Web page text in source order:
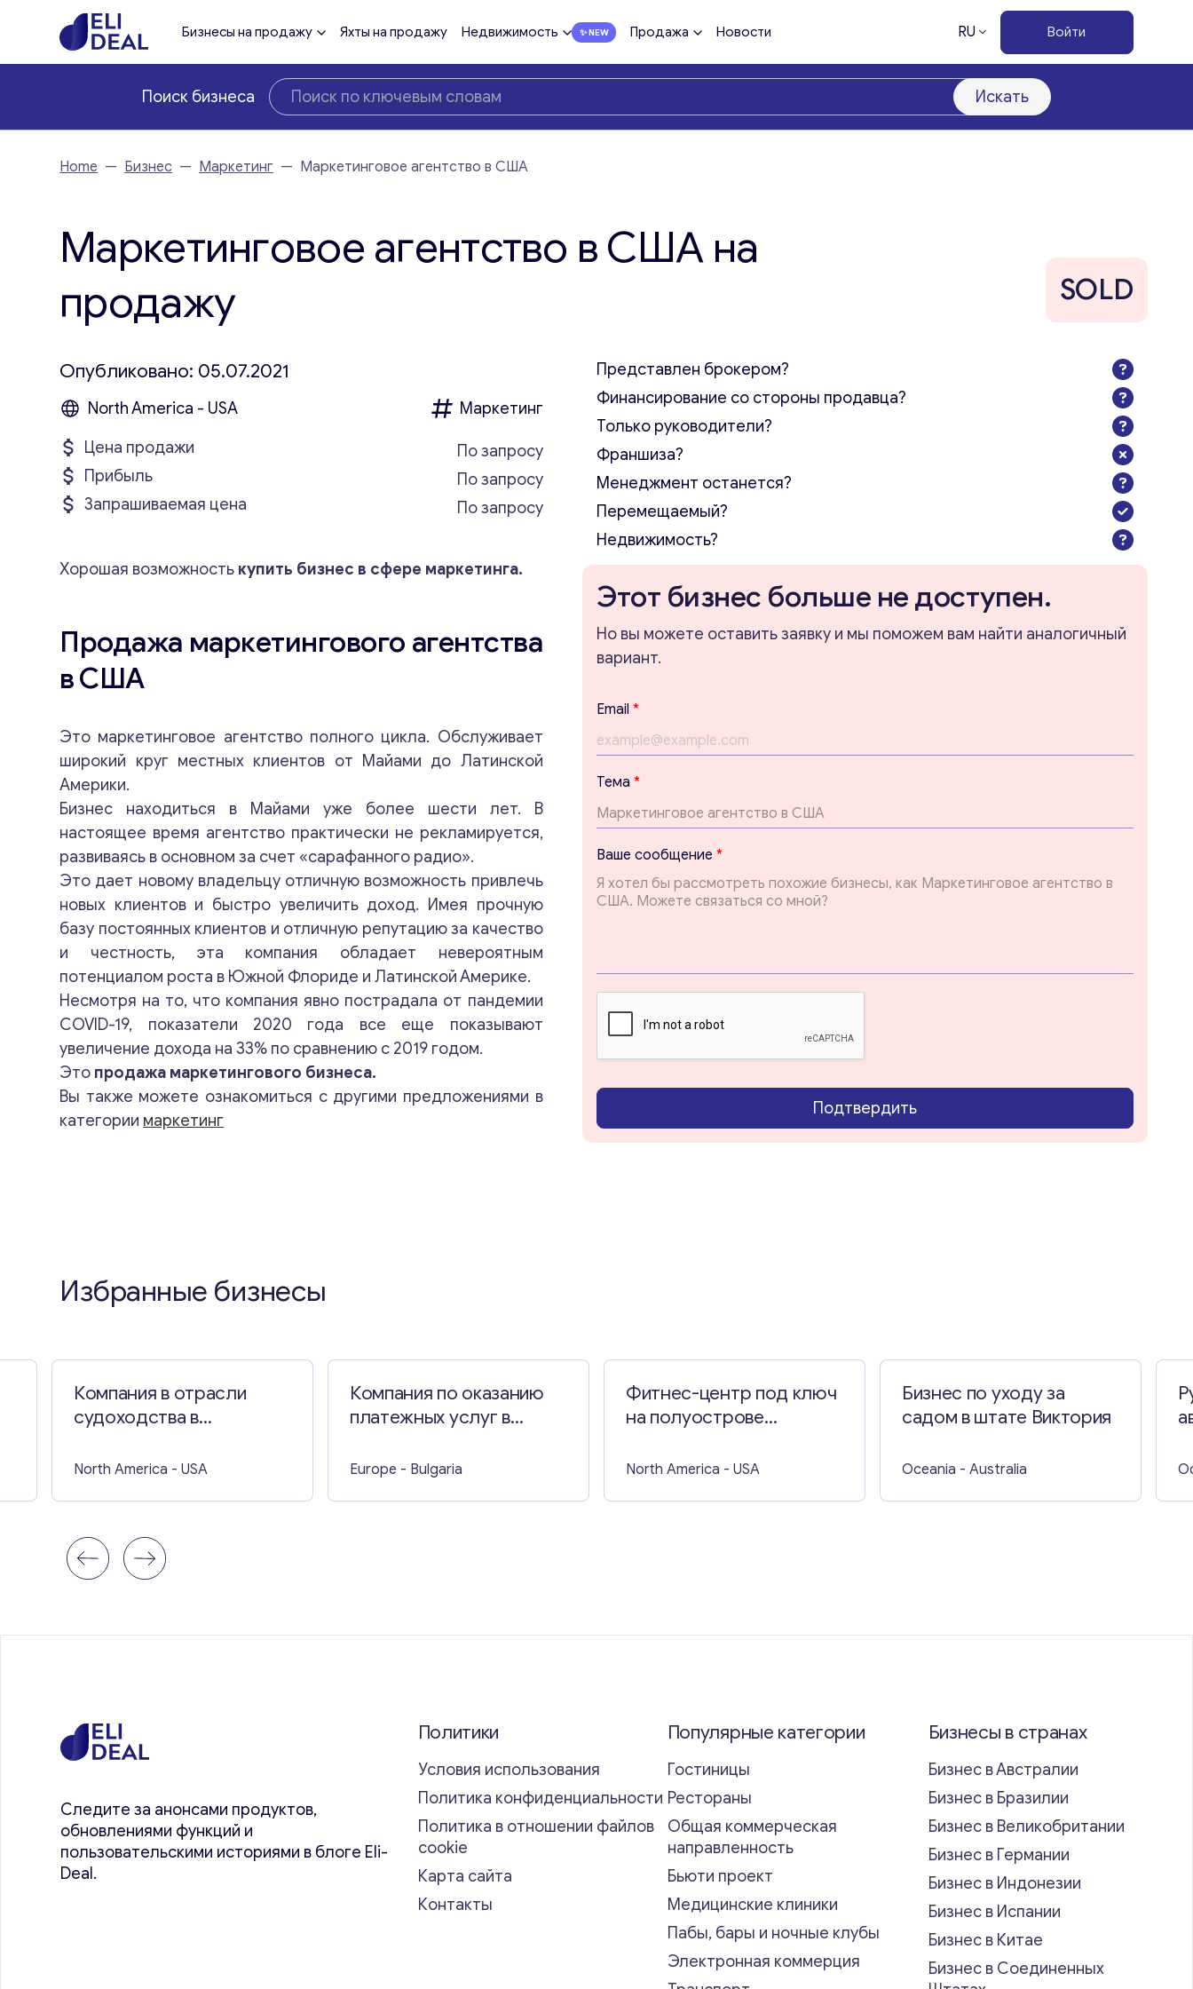
Бизнесы на продажу Яхты на продажу Недвижимость Продажа Новости RU Войти
Поиск бизнеса Искать
Консультация
Home — Бизнес — Маркетинг — Маркетинговое агентство в США
Маркетинговое агентство в США на
продажу
SOLD
Опубликовано: 05.07.2021
North America - USA
Маркетинг
Цена продажи
По запросу
Прибыль
По запросу
Запрашиваемая цена
По запросу
Хорошая возможность купить бизнес в сфере маркетинга.
Продажа маркетингового агентства
в США
Это маркетинговое агентство полного цикла. Обслуживает
широкий круг местных клиентов от Майами до Латинской
Америки.
Бизнес находиться в Майами уже более шести лет. В
настоящее время агентство практически не рекламируется,
развиваясь в основном за счет «сарафанного радио».
Это дает новому владельцу отличную возможность привлечь
новых клиентов и быстро увеличить доход. Имея прочную
базу постоянных клиентов и отличную репутацию за качество
и честность, эта компания обладает невероятным
потенциалом роста в Южной Флориде и Латинской Америке.
Несмотря на то, что компания явно пострадала от пандемии
COVID-19, показатели 2020 года все еще показывают
увеличение дохода на 33% по сравнению с 2019 годом.
Это продажа маркетингового бизнеса.
Вы также можете ознакомиться с другими предложениями в
категории маркетинг
Представлен брокером?
Финансирование со стороны продавца?
Только руководители?
Франшиза?
Менеджмент останется?
Перемещаемый?
Недвижимость?
Этот бизнес больше не доступен.
Но вы можете оставить заявку и мы поможем вам найти аналогичный
вариант.
Email *
Тема *
В
а
ш
е
б
щ
е
m
i
l
Ваше сообщение *
Подтвердить
Избранные бизнесы
Компания в отрасли
судоходства в
North America - USA
Компания по оказанию
платежных услуг в
Europe - Bulgaria
Фитнес-центр под ключ
на полуострове
North America - USA
Бизнес по уходу за
садом в штате Виктория
Oceania - Australia
Следите за анонсами продуктов,
обновлениями функций и
пользовательскими историями в блоге Eli-
Deal.
Политики
Условия использования
Политика конфиденциальности
Политика в отношении файлов
cookie
Карта сайта
Контакты
Популярные категории
Гостиницы
Рестораны
Общая коммерческая
направленность
Бьюти проект
Медицинские клиники
Пабы, бары и ночные клубы
Электронная коммерция
Бизнесы в странах
Бизнес в Австралии
Бизнес в Бразилии
Бизнес в Великобритании
Бизнес в Германии
Бизнес в Индонезии
Бизнес в Испании
Бизнес в Китае
Бизнес в Соединенных